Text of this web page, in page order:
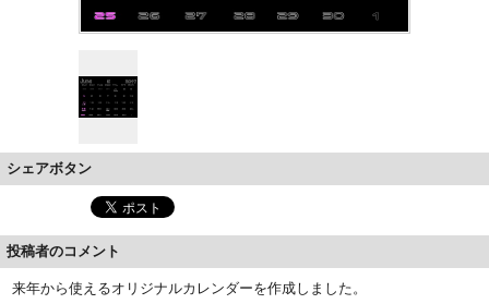
シェアボタン
投稿者のコメント
来年から使えるオリジナルカレンダーを作成しました。